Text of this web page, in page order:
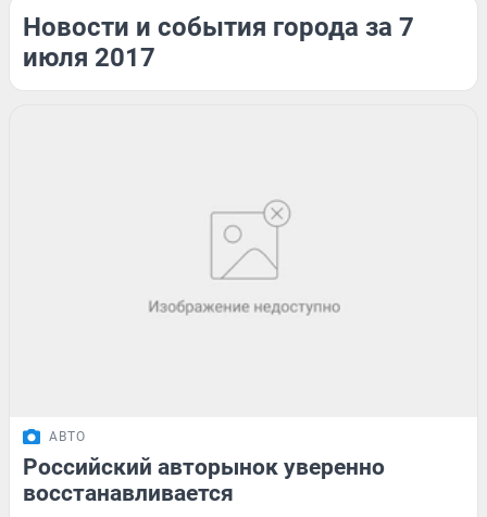
Новости и события города за 7
июля 2017
АВТО
Российский авторынок уверенно
восстанавливается